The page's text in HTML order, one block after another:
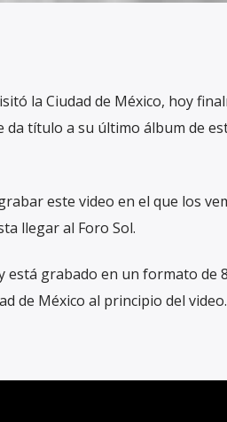
la Ciudad de México, hoy
da título a su último álbum de
este video en el que los
llegar al Foro Sol.
está grabado en un formato de
de México al principio del video.